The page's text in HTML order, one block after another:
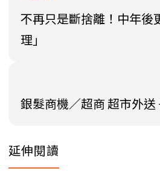
不再只是斷捨離！中年後
理」
銀髮商機／超商 超市外送
延伸閱讀